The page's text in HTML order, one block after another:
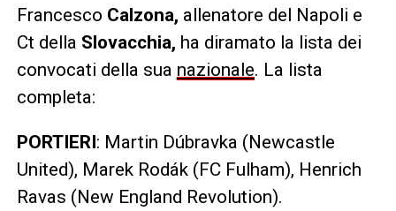
Francesco Calzona, allenatore del Napoli e
Ct della Slovacchia, ha diramato la lista dei
convocati della sua nazionale. La lista
completa:
PORTIERI: Martin Dúbravka (Newcastle
United), Marek Rodák (FC Fulham), Henrich
Ravas (New England Revolution).